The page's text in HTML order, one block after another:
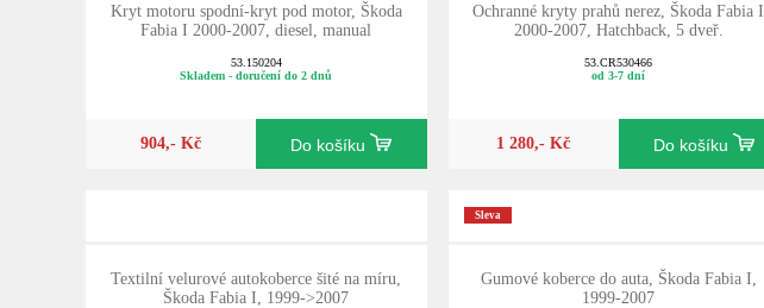
Kryt motoru spodní-kryt pod motor, Škoda
Fabia I 2000-2007, diesel, manual
53.150204
Skladem - doručení do 2 dnů
904,- Kč Do košíku
Ochranné kryty prahů nerez, Škoda Fabia I
2000-2007, Hatchback, 5 dveř.
53.CR530466
od 3-7 dní
1 280,- Kč Do košíku
Textilní velurové autokoberce šité na míru,
Škoda Fabia I, 1999->2007
Sleva
Gumové koberce do auta, Škoda Fabia I,
1999-2007